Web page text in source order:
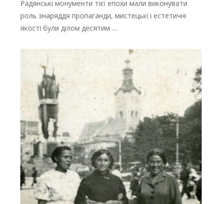
Радянські монументи тієї епохи мали виконувати
роль знаряддя пропаганди, мистецькі і естетичні
якості були ділом десятим …